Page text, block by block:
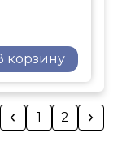
систем,
высокой
корзину
1 2